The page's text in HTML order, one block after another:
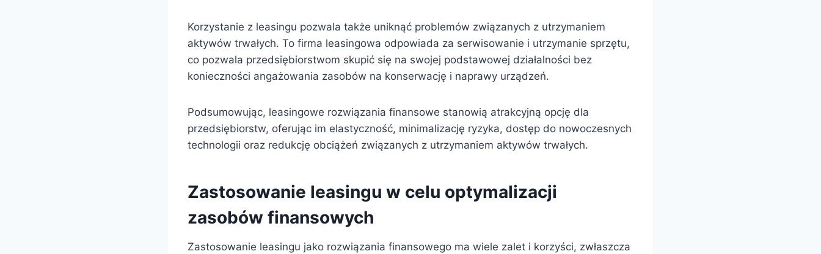
Korzystanie z leasingu pozwala także uniknąć problemów związanych z utrzymaniem
aktywów trwałych. To firma leasingowa odpowiada za serwisowanie i utrzymanie sprzętu,
co pozwala przedsiębiorstwom skupić się na swojej podstawowej działalności bez
konieczności angażowania zasobów na konserwację i naprawy urządzeń.
Podsumowując, leasingowe rozwiązania finansowe stanowią atrakcyjną opcję dla
przedsiębiorstw, oferując im elastyczność, minimalizację ryzyka, dostęp do nowoczesnych
technologii oraz redukcję obciążeń związanych z utrzymaniem aktywów trwałych.
Zastosowanie leasingu w celu optymalizacji
zasobów finansowych
Zastosowanie leasingu jako rozwiązania finansowego ma wiele zalet i korzyści, zwłaszcza